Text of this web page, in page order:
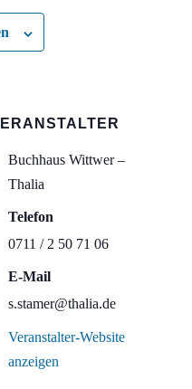
Buchhaus Wittwer –
Thalia
Telefon
0711 / 2 50 71 06
E-Mail
s.stamer@thalia.de
Veranstalter-Website
anzeigen